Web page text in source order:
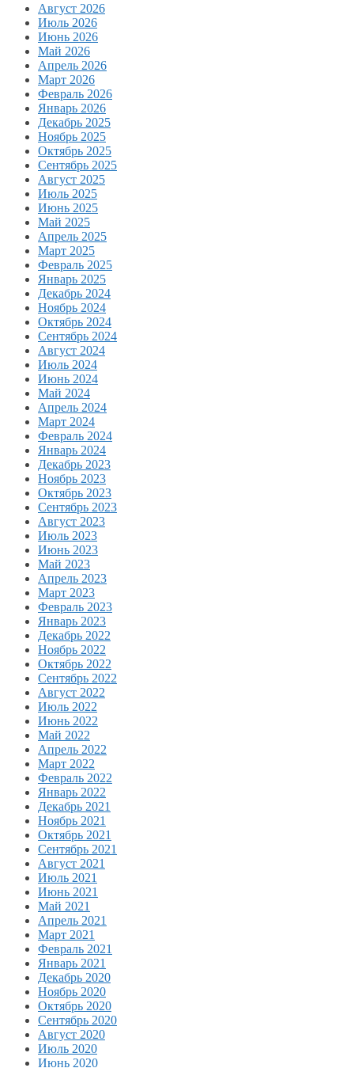
Август 2026
Июль 2026
Июнь 2026
Май 2026
Апрель 2026
Март 2026
Февраль 2026
Январь 2026
Декабрь 2025
Ноябрь 2025
Октябрь 2025
Сентябрь 2025
Август 2025
Июль 2025
Июнь 2025
Май 2025
Апрель 2025
Март 2025
Февраль 2025
Январь 2025
Декабрь 2024
Ноябрь 2024
Октябрь 2024
Сентябрь 2024
Август 2024
Июль 2024
Июнь 2024
Май 2024
Апрель 2024
Март 2024
Февраль 2024
Январь 2024
Декабрь 2023
Ноябрь 2023
Октябрь 2023
Сентябрь 2023
Август 2023
Июль 2023
Июнь 2023
Май 2023
Апрель 2023
Март 2023
Февраль 2023
Январь 2023
Декабрь 2022
Ноябрь 2022
Октябрь 2022
Сентябрь 2022
Август 2022
Июль 2022
Июнь 2022
Май 2022
Апрель 2022
Март 2022
Февраль 2022
Январь 2022
Декабрь 2021
Ноябрь 2021
Октябрь 2021
Сентябрь 2021
Август 2021
Июль 2021
Июнь 2021
Май 2021
Апрель 2021
Март 2021
Февраль 2021
Январь 2021
Декабрь 2020
Ноябрь 2020
Октябрь 2020
Сентябрь 2020
Август 2020
Июль 2020
Июнь 2020